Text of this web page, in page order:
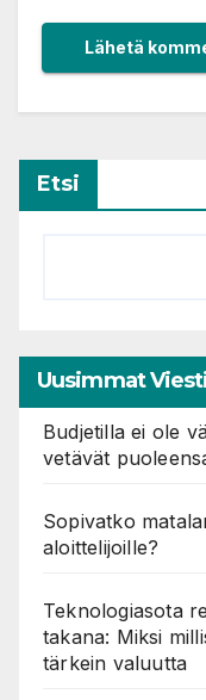
Etsi
Uusimmat
Budjetilla ei ole
vetävät
Sopivatko
aloittelijoille?
Teknologiasota
takana: Miksi
tärkein valuutta